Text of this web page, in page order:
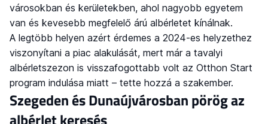
városokban és kerületekben, ahol nagyobb egyetem
van és kevesebb megfelelő árú albérletet kínálnak.
A legtöbb helyen azért érdemes a 2024-es helyzethez
viszonyítani a piac alakulását, mert már a tavalyi
albérletszezon is visszafogottabb volt az Otthon Start
program indulása miatt – tette hozzá a szakember.
Szegeden és Dunaújvárosban pörög az